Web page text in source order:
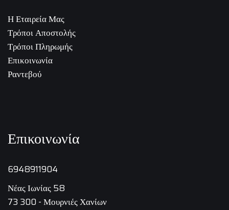
Η Εταιρεία Μας
Τρόποι Αποστολής
Τρόποι Πληρωμής
Επικοινωνία
Ραντεβού
Επικοινωνία
6948911904
Νέας Ιωνίας 58
73 300 - Μουρνιές Χανίων